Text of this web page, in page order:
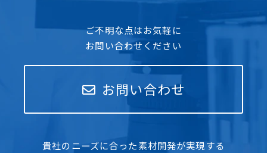
ご不明な点はお気軽に
お問い合わせください
お問い合わせ
貴社のニーズに合った素材開発が実現する